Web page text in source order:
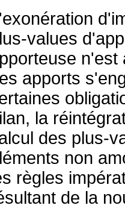
values
n'est
apports
la
des plus-
non
règles
de la